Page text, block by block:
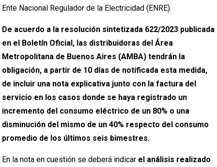
Ente Nacional Regulador de la Electricidad (ENRE).
De acuerdo a la resolución sintetizada 622/2023 publicada
en el Boletín Oficial, las distribuidoras del Área
Metropolitana de Buenos Aires (AMBA) tendrán la
obligación, a partir de 10 días de notificada esta medida,
de incluir una nota explicativa junto con la factura del
servicio en los casos donde se haya registrado un
incremento del consumo eléctrico de un 80% o una
disminución del mismo de un 40% respecto del consumo
promedio de los últimos seis bimestres.
En la nota en cuestión se deberá indicar el análisis realizado